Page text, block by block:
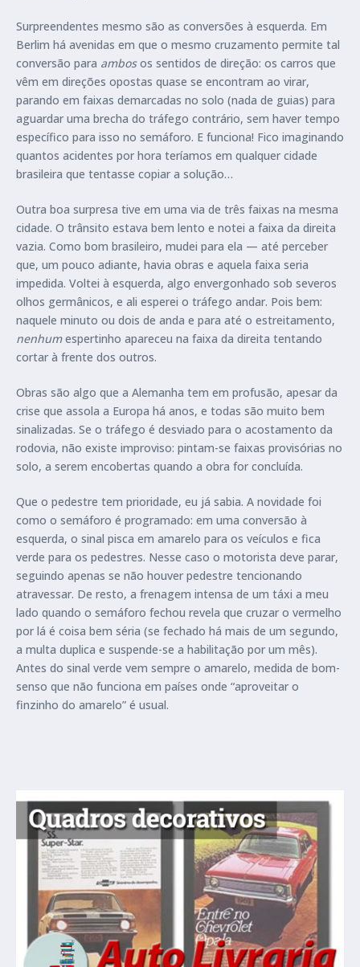
Surpreendentes mesmo são as conversões à esquerda. Em
Berlim há avenidas em que o mesmo cruzamento permite tal
conversão para ambosos sentidos de direção: os carros que
vêm em direções opostas quase se encontram ao virar,
parando em faixas demarcadas no solo (nada de guias) para
aguardar uma brecha do tráfego contrário, sem haver tempo
específico para isso no semáforo. E funciona! Fico imaginando
quantos acidentes por hora teríamos em qualquer cidade
brasileira que tentasse copiar a solução…
Outra boa surpresa tive em uma via de três faixas na mesma
cidade. O trânsito estava bem lento e notei a faixa da direita
vazia. Como bom brasileiro, mudei para ela — até perceber
que, um pouco adiante, havia obras e aquela faixa seria
impedida. Voltei à esquerda, algo envergonhado sob severos
olhos germânicos, e ali esperei o tráfego andar. Pois bem:
naquele minuto ou dois de anda e para até o estreitamento,
nenhumespertinho apareceu na faixa da direita tentando
cortar à frente dos outros.
Obras são algo que a Alemanha tem em profusão, apesar da
crise que assola a Europa há anos, e todas são muito bem
sinalizadas. Se o tráfego é desviado para o acostamento da
rodovia, não existe improviso: pintam-se faixas provisórias no
solo, a serem encobertas quando a obra for concluída.
Que o pedestre tem prioridade, eu já sabia. A novidade foi
como o semáforo é programado: em uma conversão à
esquerda, o sinal pisca em amarelo para os veículos e fica
verde para os pedestres. Nesse caso o motorista deve parar,
seguindo apenas se não houver pedestre tencionando
atravessar. De resto, a frenagem intensa de um táxi a meu
lado quando o semáforo fechou revela que cruzar o vermelho
por lá é coisa bem séria (se fechado há mais de um segundo,
a multa duplica e suspende-se a habilitação por um mês).
Antes do sinal verde vem sempre o amarelo, medida de bom-
senso que não funciona em países onde “aproveitar o
finzinho do amarelo” é usual.